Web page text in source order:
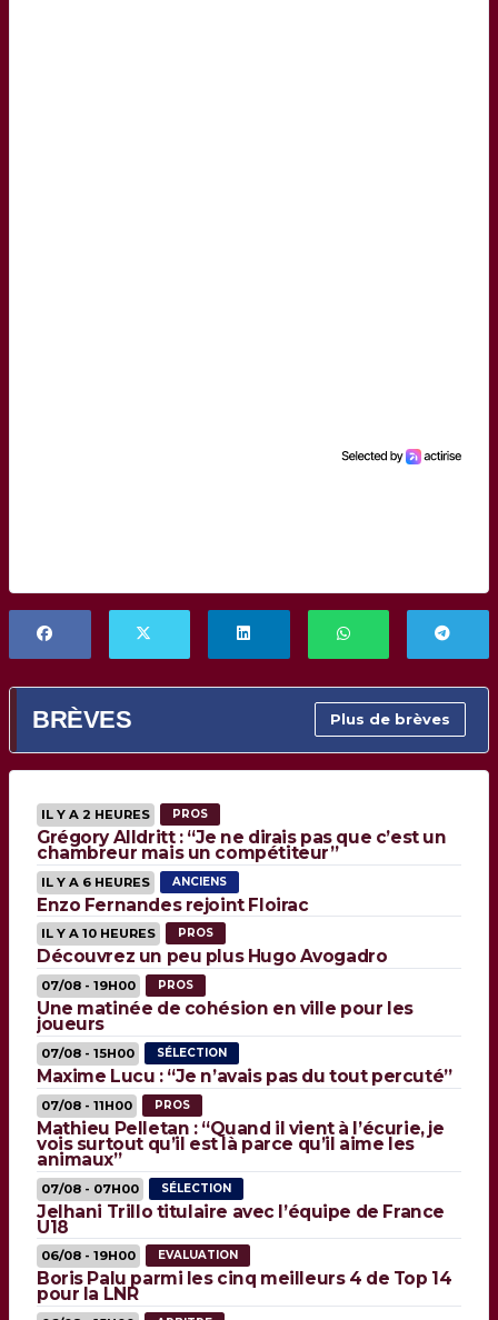
BRÈVES Plus de brèves
IL Y A 2 HEURES PROS
Grégory Alldritt : “Je ne dirais pas que c’est un
chambreur mais un compétiteur”
IL Y A 6 HEURES ANCIENS
Enzo Fernandes rejoint Floirac
IL Y A 10 HEURES PROS
Découvrez un peu plus Hugo Avogadro
07/08 - 19H00 PROS
Une matinée de cohésion en ville pour les
joueurs
07/08 - 15H00 SÉLECTION
Maxime Lucu : “Je n’avais pas du tout percuté”
07/08 - 11H00 PROS
Mathieu Pelletan : “Quand il vient à l’écurie, je
vois surtout qu’il est là parce qu’il aime les
animaux”
07/08 - 07H00 SÉLECTION
Jelhani Trillo titulaire avec l’équipe de France
U18
06/08 - 19H00 EVALUATION
Boris Palu parmi les cinq meilleurs 4 de Top 14
pour la LNR